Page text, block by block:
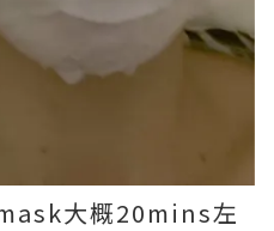
大概20mins左